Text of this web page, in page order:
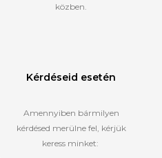
közben.
Kérdéseid esetén
Amennyiben bármilyen
kérdésed merülne fel, kérjük
keress minket: